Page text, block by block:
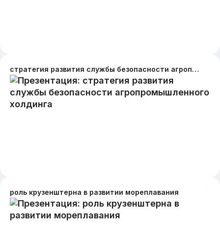
стратегия развития службы безопасности агропромышленного холдинга
роль крузенштерна в развитии мореплавания